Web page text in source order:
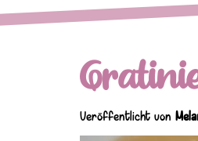
Veröffentlicht von